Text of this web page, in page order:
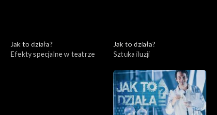
Jak to działa?
Efekty specjalne w teatrze
Jak to działa?
Sztuka iluzji